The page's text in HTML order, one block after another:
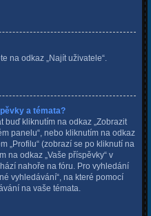
na odkaz „Najít uživatele“.
a témata?
buď kliknutím na odkaz „Zobrazit
panelu“, nebo kliknutím na odkaz
„Profilu“ (zobrazí se po kliknutí na
na odkaz „Vaše příspěvky“ v
nahoře na fóru. Pro vyhledání
vyhledávání“, na které pomocí
na vaše témata.